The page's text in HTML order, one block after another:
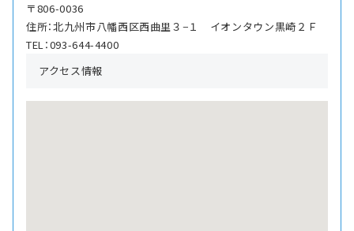
〒806-0036
住所：北九州市八幡西区西曲里３−１ イオンタウン黒崎２Ｆ
TEL：093-644-4400
アクセス情報